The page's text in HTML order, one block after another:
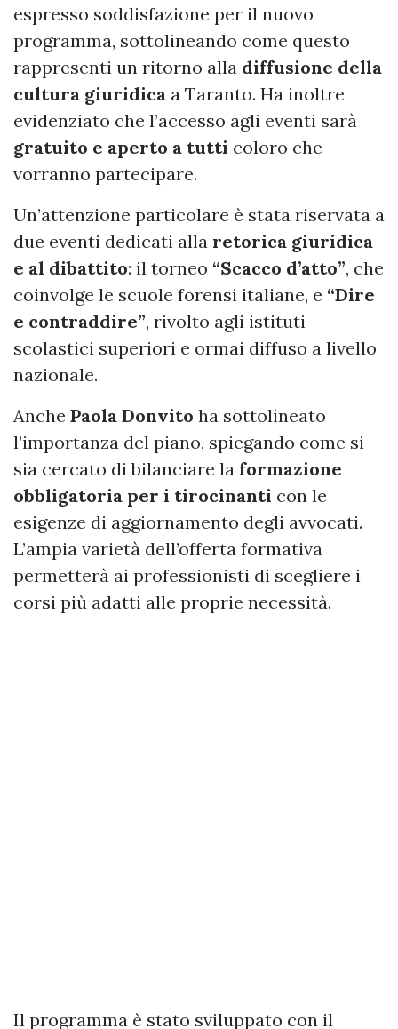
espresso soddisfazione per il nuovo
programma, sottolineando come questo
rappresenti un ritorno alla diffusione della
cultura giuridica a Taranto. Ha inoltre
evidenziato che l’accesso agli eventi sarà
gratuito e aperto a tutti coloro che
vorranno partecipare.
Un’attenzione particolare è stata riservata a
due eventi dedicati alla retorica giuridica
e al dibattito: il torneo “Scacco d’atto”, che
coinvolge le scuole forensi italiane, e “Dire
e contraddire”, rivolto agli istituti
scolastici superiori e ormai diffuso a livello
nazionale.
Anche Paola Donvito ha sottolineato
l’importanza del piano, spiegando come si
sia cercato di bilanciare la formazione
obbligatoria per i tirocinanti con le
esigenze di aggiornamento degli avvocati.
L’ampia varietà dell’offerta formativa
permetterà ai professionisti di scegliere i
corsi più adatti alle proprie necessità.
Il programma è stato sviluppato con il